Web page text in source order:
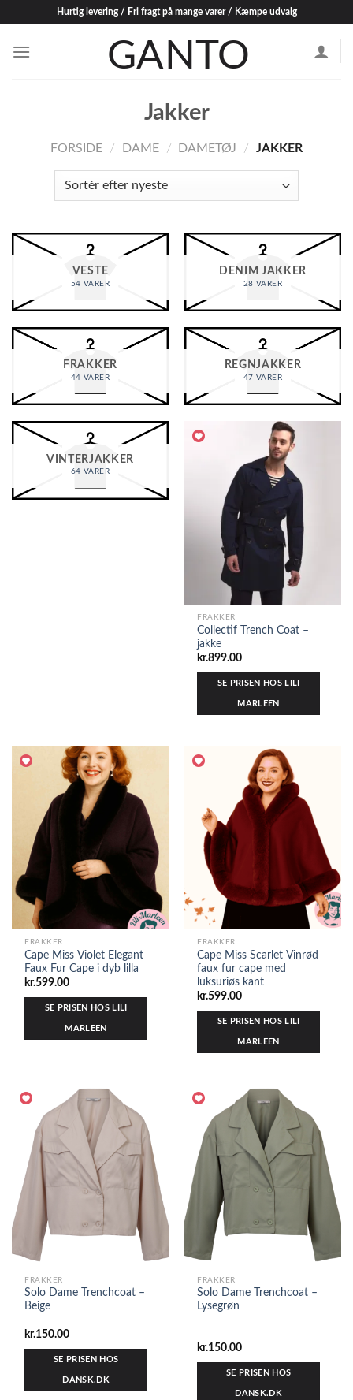
content
Hurtig levering / Fri fragt på mange varer / Kæmpe udvalg
Jakker
FORSIDE / DAME / DAMETØJ / JAKKER
VESTE
54 VARER
DENIM JAKKER
28 VARER
FRAKKER
44 VARER
REGNJAKKER
47 VARER
VINTERJAKKER
64 VARER
FRAKKER
Collectif Trench Coat –
jakke
kr.899.00
SE PRISEN HOS LILI
MARLEEN
FRAKKER
Cape Miss Violet Elegant
Faux Fur Cape i dyb lilla
kr.599.00
SE PRISEN HOS LILI
MARLEEN
FRAKKER
Cape Miss Scarlet Vinrød
faux fur cape med
luksuriøs kant
kr.599.00
SE PRISEN HOS LILI
MARLEEN
FRAKKER
Solo Dame Trenchcoat –
Beige
kr.150.00
SE PRISEN HOS
DANSK.DK
FRAKKER
Solo Dame Trenchcoat –
Lysegrøn
kr.150.00
SE PRISEN HOS
DANSK.DK